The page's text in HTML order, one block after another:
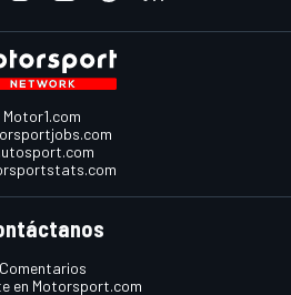
Motor1.com
Comentarios
en Motorsport.com